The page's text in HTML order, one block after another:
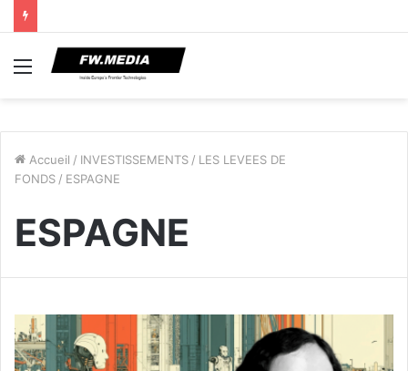
Menu
Accueil / INVESTISSEMENTS / LES LEVEES DE
FONDS / ESPAGNE
ESPAGNE